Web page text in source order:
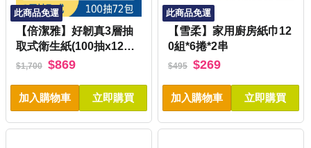
此商品免運
【倍潔雅】好韌真3層抽
取式衛生紙(100抽x12包x
6袋)
$1,700 $869
加入購物車 立即購買
此商品免運
【雪柔】家用廚房紙巾12
0組*6捲*2串
$495 $269
加入購物車 立即購買